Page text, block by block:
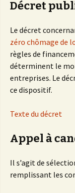
Décret
Le décret
zéro chômage de
règles de
déterminent le
entreprises. Le
ce dispositif.
Texte du décret
Appel à
Il s’agit de
remplissant les